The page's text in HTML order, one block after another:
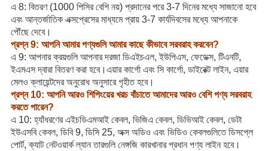
এ 8: বিতরণ (1000 পিসির বেশি নয়) প্রদানের পরে 3-7 দিনের মধ্যে সাজানো হবে
এবং আন্তর্জাতিক এক্সপ্রেসের মাধ্যমে প্রায় 3-7 কার্যদিবসের মধ্যে আপনাকে
পৌঁছে দেবে।
প্রশ্ন 9: আপনি আমার পণ্যগুলি আমার কাছে কীভাবে সরবরাহ করবেন?
এ 9: আপনার ক্রয়গুলি আপনার দরজা ডিএইচএল, ইউপিএস, ফেডেক্স, টিএনটি,
ইএমএস দ্বারা বিতরণ করা হবে।এয়ার কার্গো এবং সি কার্গো, ডাইরেক্ট লাইন, এয়ার
মেলও ক্লায়েন্টদের অনুরোধ অনুসারে গৃহীত হবে।
প্রশ্ন 10: আপনি আরও শিপিংয়ের খরচ বাঁচাতে আমাদের আরও বেশি পণ্য সরবরাহ
করতে পারেন?
এ 10: হ্যাঁধরণের এইচডিএমআই কেবল, ভিজিএ কেবল, ডিভিআই কেবল, ডেটা
ইউএসবি কেবল, ডিবি 9, ডিসি 25, অক্স অডিও এবং ভিডিও কেবলগুলিতে ডিসপ্লে
পোর্ট, ক্যাট নেটওয়ার্ক ল্যান তারগুলি নেঙ্গজি কারখানার প্রধান পণ্য লাইন হবে।